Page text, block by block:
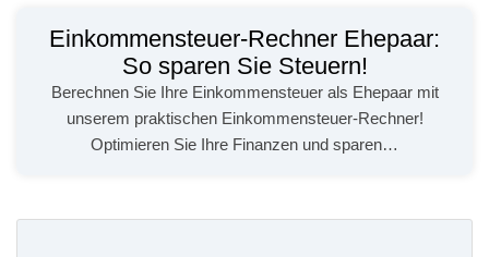
Einkommensteuer-Rechner Ehepaar:
So sparen Sie Steuern!
Berechnen Sie Ihre Einkommensteuer als Ehepaar mit
unserem praktischen Einkommensteuer-Rechner!
Optimieren Sie Ihre Finanzen und sparen…